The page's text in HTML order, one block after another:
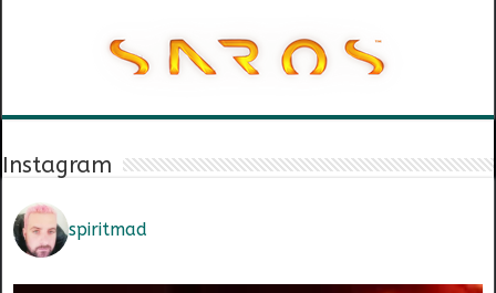
Instagram
spiritmad